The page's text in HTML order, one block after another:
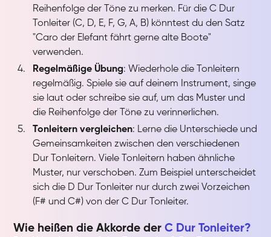
Reihenfolge der Töne zu merken. Für die C Dur
Tonleiter (C, D, E, F, G, A, B) könntest du den Satz
"Caro der Elefant fährt gerne alte Boote"
verwenden.
Regelmäßige Übung: Wiederhole die Tonleitern
regelmäßig. Spiele sie auf deinem Instrument, singe
sie laut oder schreibe sie auf, um das Muster und
die Reihenfolge der Töne zu verinnerlichen.
Tonleitern vergleichen: Lerne die Unterschiede und
Gemeinsamkeiten zwischen den verschiedenen
Dur Tonleitern. Viele Tonleitern haben ähnliche
Muster, nur verschoben. Zum Beispiel unterscheidet
sich die D Dur Tonleiter nur durch zwei Vorzeichen
(F# und C#) von der C Dur Tonleiter.
Wie heißen die Akkorde derC Dur Tonleiter?